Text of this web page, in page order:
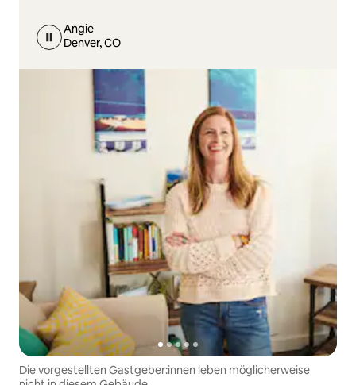
Angie
Denver, CO
Die vorgestellten Gastgeber:innen leben möglicherweise